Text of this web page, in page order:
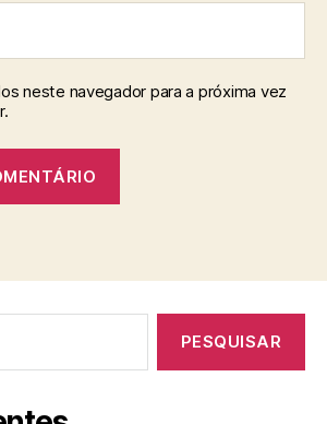
neste navegador para a próxima vez